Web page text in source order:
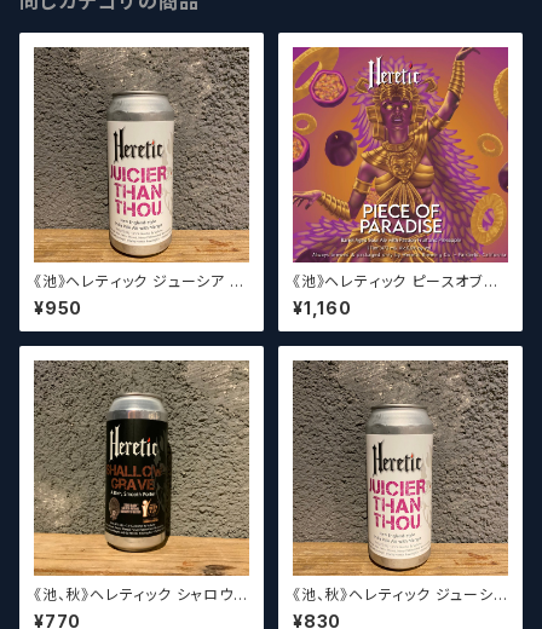
《池》ヘレティック ジューシア ザ
ン ゾウ Heretic Juicier Than
Thou【クラフトビールシザーズ】
¥950
《池》ヘレティック ピースオブパ
ラダイス Heretic Piece of P
aradise 【クラフトビールシザー
ズ】
¥1,160
《池、秋》ヘレティック シャロウ
グレイブ / Heretic Shallow G
¥770
《池、秋》ヘレティック ジューシア
ザン ゾウ Heretic Juicier Th
¥830